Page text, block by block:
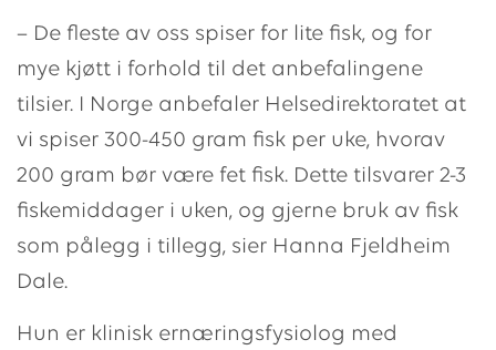
– De fleste av oss spiser for lite fisk, og for
mye kjøtt i forhold til det anbefalingene
tilsier. I Norge anbefaler Helsedirektoratet at
vi spiser 300-450 gram fisk per uke, hvorav
200 gram bør være fet fisk. Dette tilsvarer 2-3
fiskemiddager i uken, og gjerne bruk av fisk
som pålegg i tillegg, sier Hanna Fjeldheim
Dale.
Hun er klinisk ernæringsfysiolog med